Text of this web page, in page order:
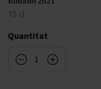
75 cl
Quantitat